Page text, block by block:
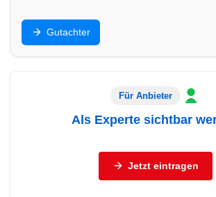
Unfallgutachten, Bewertung,
Gutachter in Hilden – seriös,
schnell.
Gutachter
Für Anbieter
Als Experte sichtbar
Sie sind Autohaus, freier Händler,
Servicebetrieb (Reifen, Autoglas,
Abschleppdienst,
Jetzt eintragen